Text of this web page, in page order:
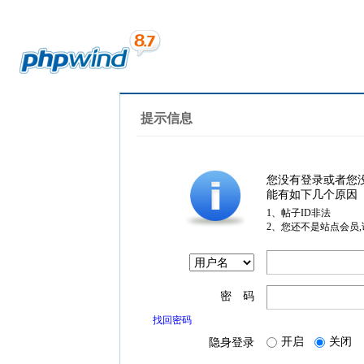
提示信息
您没有登录或者您
能有如下几个原因
1、帖子ID非法
2、您还不是站点会员
密 码
找回密码
隐身登录 开启 关闭